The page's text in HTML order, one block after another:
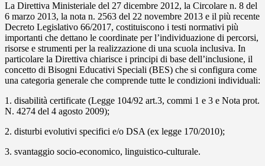
La Direttiva Ministeriale del 27 dicembre 2012, la Circolare n. 8 del
6 marzo 2013, la nota n. 2563 del 22 novembre 2013 e il più recente
Decreto Legislativo 66/2017, costituiscono i testi normativi più
importanti che dettano le coordinate per l’individuazione di percorsi,
risorse e strumenti per la realizzazione di una scuola inclusiva. In
particolare la Direttiva chiarisce i principi di base dell’inclusione, il
concetto di Bisogni Educativi Speciali (BES) che si configura come
una categoria generale che comprende tutte le condizioni individuali:
1. disabilità certificate (Legge 104/92 art.3, commi 1 e 3 e Nota prot.
N. 4274 del 4 agosto 2009);
2. disturbi evolutivi specifici e/o DSA (ex legge 170/2010);
3. svantaggio socio-economico, linguistico-culturale.